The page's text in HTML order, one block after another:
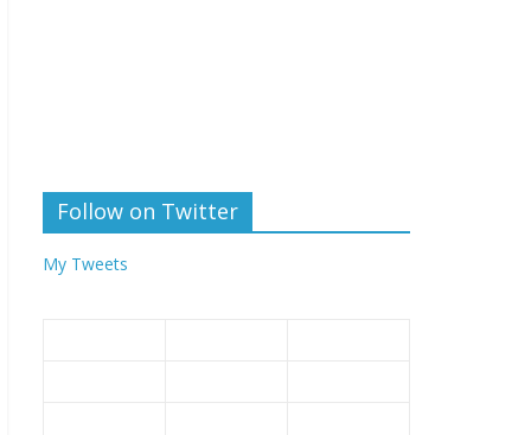
Follow on Twitter
My Tweets